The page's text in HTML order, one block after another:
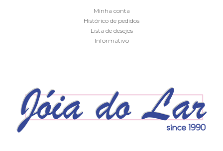
Minha conta
Histórico de pedidos
Lista de desejos
Informativo